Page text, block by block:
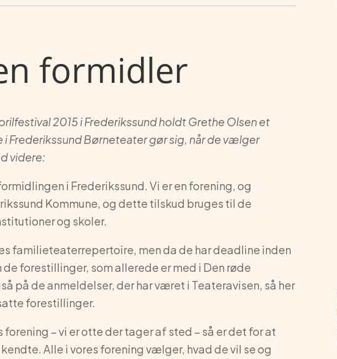
formidler
2015 i Frederikssund holdt Grethe Olsen et
Frederikssund Børneteater gør sig, når de vælger
videre:
i Frederikssund. Vi er en forening, og
Kommune, og dette tilskud bruges til de
og skoler.
familieteaterrepertoire, men da de har deadline inden
forestillinger, som allerede er med i Den røde
på de anmeldelser, der har været i Teateravisen, så her
forestillinger.
– vi er otte der tager af sted – så er det for at
Alle i vores forening vælger, hvad de vil se og